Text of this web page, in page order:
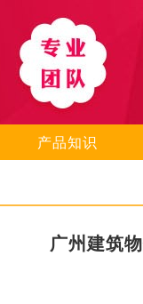
产品知识
广州建筑